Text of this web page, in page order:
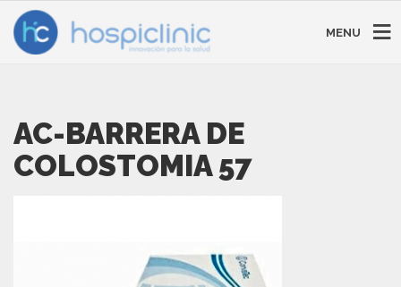
MENU
AC-BARRERA DE
COLOSTOMIA 57